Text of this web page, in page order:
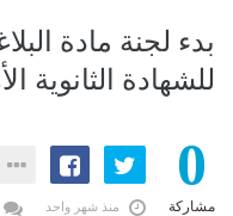
بدء لجنة مادة
للشهادة الثانوية
0
مشاركة منذ شهر واحد